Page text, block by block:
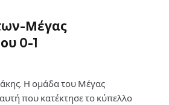
Μέγας
0-1
Η ομάδα του Μέγας
που κατέκτησε το κύπελλο